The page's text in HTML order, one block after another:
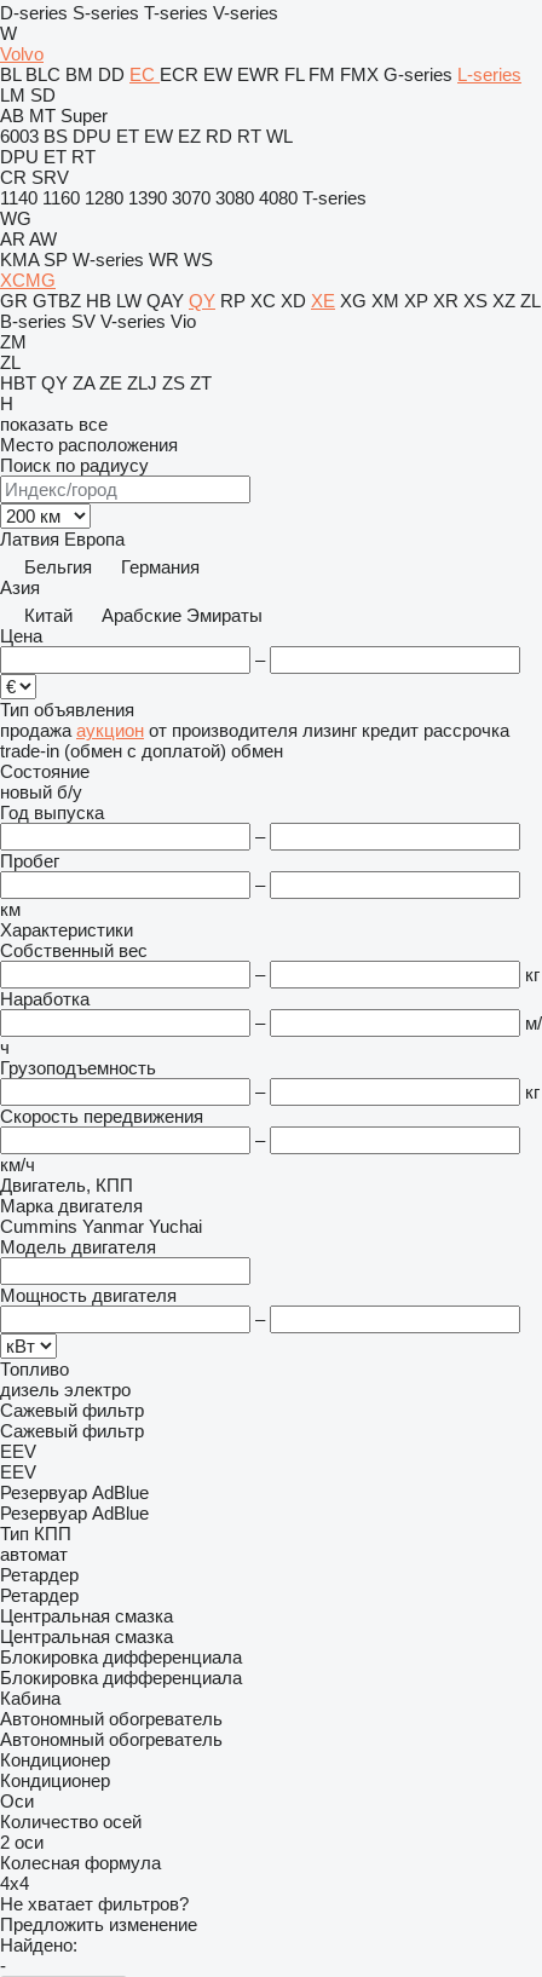
D-series S-series T-series V-series
W
Volvo
BL BLC BM DD EC ECR EW EWR FL FM FMX G-series L-series
LM SD
AB MT Super
6003 BS DPU ET EW EZ RD RT WL
DPU ET RT
CR SRV
1140 1160 1280 1390 3070 3080 4080 T-series
WG
AR AW
KMA SP W-series WR WS
XCMG
GR GTBZ HB LW QAY QY RP XC XD XE XG XM XP XR XS XZ ZL
B-series SV V-series Vio
ZM
ZL
HBT QY ZA ZE ZLJ ZS ZT
H
показать все
Место расположения
Поиск по радиусу
Латвия Европа
Бельгия
Германия
Азия
Китай
Арабские Эмираты
Цена
–
Тип объявления
продажа аукцион от производителя лизинг кредит рассрочка
trade-in (обмен с доплатой) обмен
Состояние
новый б/у
Год выпуска
–
Пробег
–
км
Характеристики
Собственный вес
–
кг
Наработка
–
м/
ч
Грузоподъемность
–
кг
Скорость передвижения
–
км/ч
Двигатель, КПП
Марка двигателя
Cummins Yanmar Yuchai
Модель двигателя
Мощность двигателя
–
Топливо
дизель электро
Сажевый фильтр
Сажевый фильтр
EEV
EEV
Резервуар AdBlue
Резервуар AdBlue
Тип КПП
автомат
Ретардер
Ретардер
Центральная смазка
Центральная смазка
Блокировка дифференциала
Блокировка дифференциала
Кабина
Автономный обогреватель
Автономный обогреватель
Кондиционер
Кондиционер
Оси
Количество осей
2 оси
Колесная формула
4x4
Не хватает фильтров?
Предложить изменение
Найдено:
-